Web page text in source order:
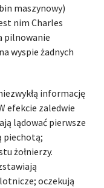
maszynowy)
nim Charles
pilnowanie
wyspie żadnych
informację
efekcie zaledwie
lądować pierwsze
piechotą;
żołnierzy.
oczekują